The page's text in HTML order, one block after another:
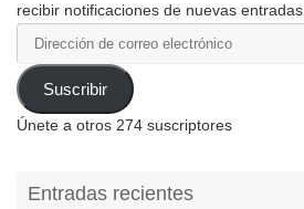
recibir notificaciones de nuevas entradas.
correo
electrónico
Suscribir
Únete a otros 274 suscriptores
Entradas recientes